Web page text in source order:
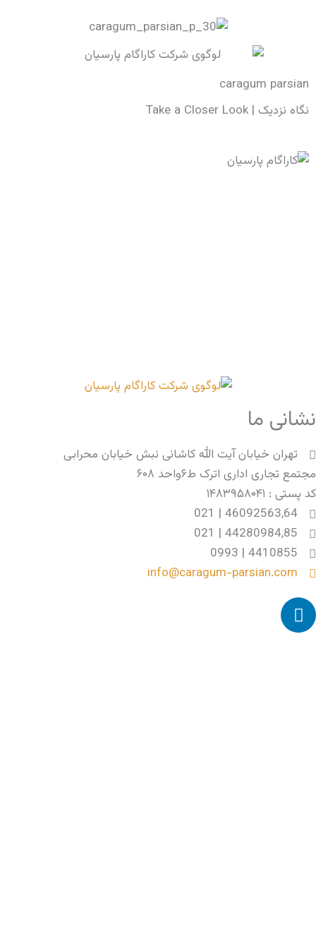
caragum parsian
نگاه نزدیک​ | Take a Closer Look
نشانی ما
تهران خیابان آیت الله کاشانی نبش خیابان محرابی
مجتمع تجاری اداری اترک ط۶واحد ۶۰۸
کد پستی : ۱۴۸۳۹۵۸۰۴۱
46092563,64 | 021
44280984,85 | 021
4410855 | 0993
info@caragum-parsian.com
L
i
n